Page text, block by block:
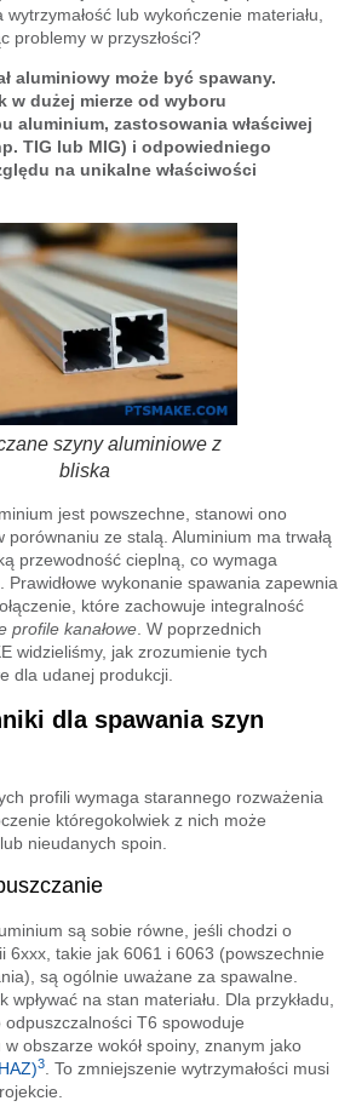
lub wykończenie materiału,
problemy w przyszłości?
aluminiowy może być spawany.
w dużej mierze od wyboru
aluminium, zastosowania właściwej
TIG lub MIG) i odpowiedniego
na unikalne właściwości
szyny aluminiowe z
bliska
jest powszechne, stanowi ono
porównaniu ze stalą. Aluminium ma trwałą
przewodność cieplną, co wymaga
wykonanie spawania zapewnia
które zachowuje integralność
profile kanałowe . W poprzednich
widzieliśmy, jak zrozumienie tych
dla udanej produkcji.
dla spawania szyn
profili wymaga starannego rozważenia
któregokolwiek z nich może
nieudanych spoin.
są sobie równe, jeśli chodzi o
6xxx, takie jak 6061 i 6063 (powszechnie
są ogólnie uważane za spawalne.
wpływać na stan materiału. Dla przykładu,
T6 spowoduje
obszarze wokół spoiny, znanym jako
3. To zmniejszenie wytrzymałości musi